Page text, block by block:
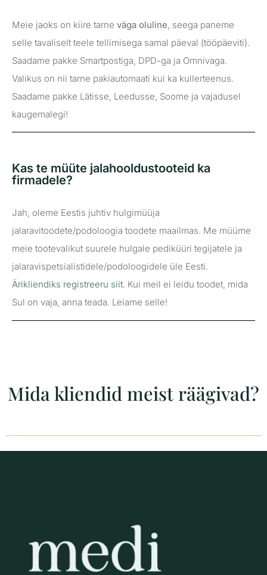
Meie jaoks on kiire tarne väga oluline , seega paneme
selle tavaliselt teele tellimisega samal päeval (tööpäeviti).
Saadame pakke Smartpostiga, DPD-ga ja Omnivaga.
Valikus on nii tarne pakiautomaati kui ka kullerteenus.
Saadame pakke Lätisse, Leedusse, Soome ja vajadusel
kaugemalegi!
Kas te müüte jalahooldustooteid ka
firmadele?
Jah, oleme Eestis juhtiv hulgimüüja
jalaravitoodete/podoloogia toodete maailmas. Me müüme
meie tootevalikut suurele hulgale pediküüri tegijatele ja
jalaravispetsialistidele/podoloogidele üle Eesti.
Ärikliendiks registreeru siit. Kui meil ei leidu toodet, mida
Sul on vaja, anna teada. Leiame selle!
Mida kliendid meist räägivad?